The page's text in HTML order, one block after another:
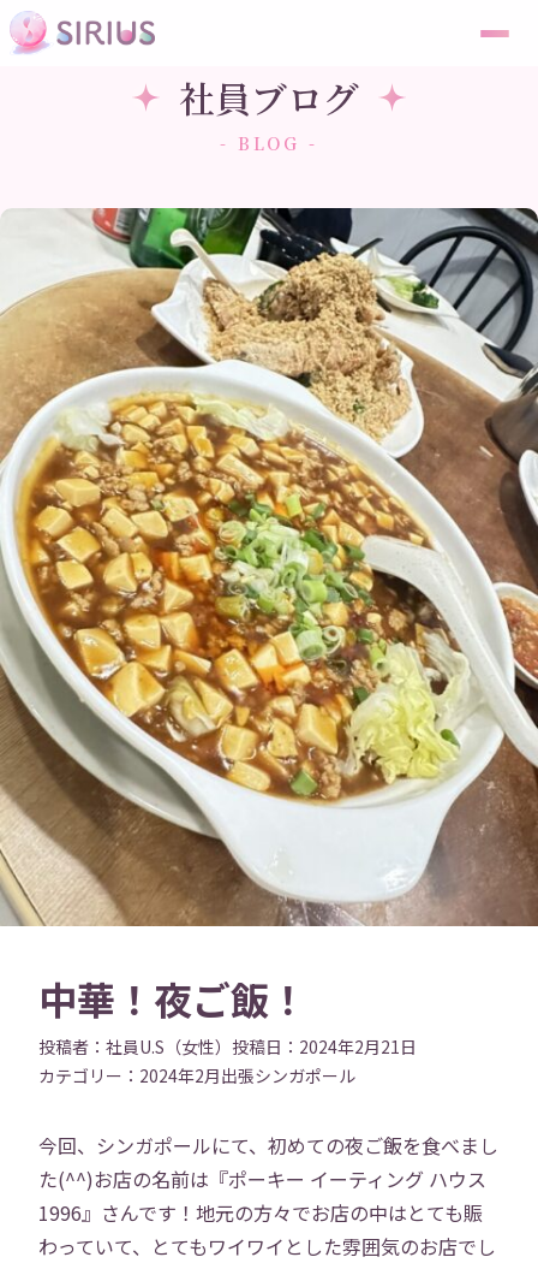
社員ブログ
- BLOG -
中華！夜ご飯！
投稿者： 社員U.S（女性） 投稿日： 2024年2月21日
カテゴリー： 2024年2月出張シンガポール
今回、シンガポールにて、初めての夜ご飯を食べまし
た(^^)お店の名前は『ポーキー イーティング ハウス
1996』さんです！地元の方々でお店の中はとても賑
わっていて、とてもワイワイとした雰囲気のお店でし